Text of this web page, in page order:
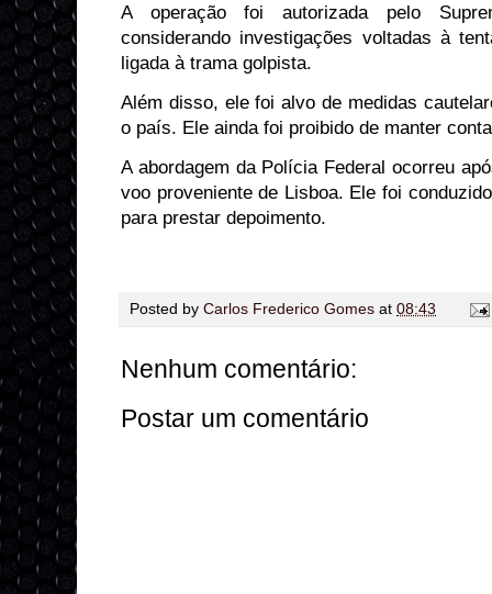
A operação foi autorizada pelo
considerando investigações voltadas à
ligada à trama golpista.
Além disso, ele foi alvo de medidas
o país. Ele ainda foi proibido de manter
A abordagem da Polícia Federal ocorreu
voo proveniente de Lisboa. Ele foi
para prestar depoimento.
Posted by Carlos Frederico Gomes at 08:43
Nenhum comentário:
Postar um comentário